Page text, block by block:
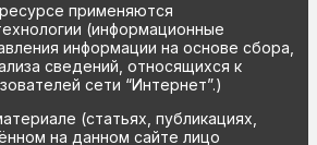
применяются
(информационные
информации на основе сбора,
сведений, относящихся к
сети “Интернет”.)
(статьях, публикациях,
на данном сайте лицо